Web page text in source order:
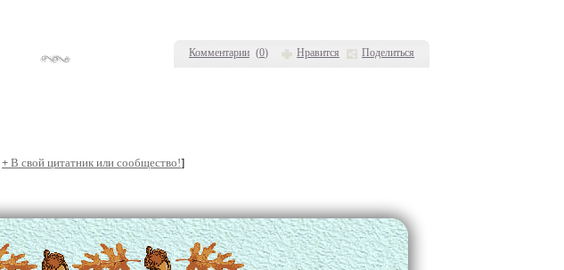
Комментарии (0) Нравится Поделиться
+ В свой цитатник или сообщество!]